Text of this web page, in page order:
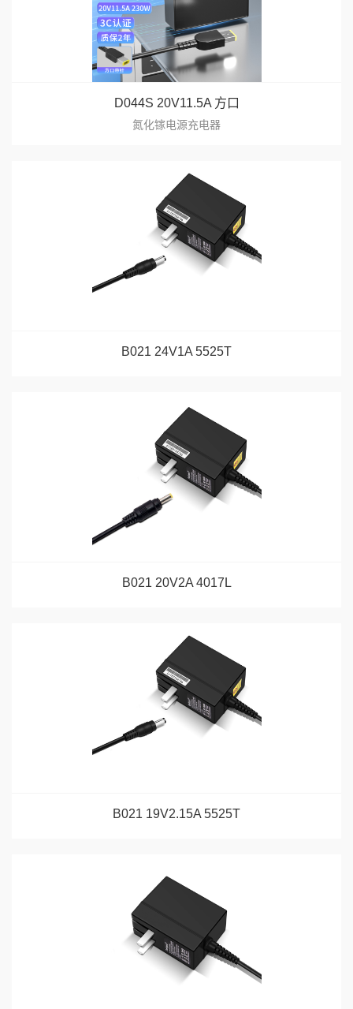
D044S 20V11.5A 方口
氮化镓电源充电器
B021 24V1A 5525T
B021 20V2A 4017L
B021 19V2.15A 5525T